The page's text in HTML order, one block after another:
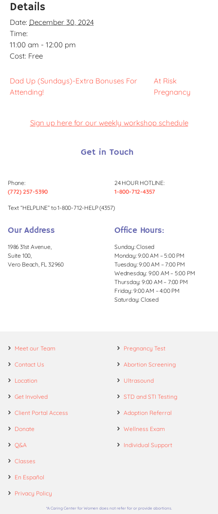
Details
Date: December 30, 2024
Time:
11:00 am - 12:00 pm
Cost: Free
Dad Up (Sundays)-Extra Bonuses For
Attending!
At Risk
Pregnancy
Sign up here for our weekly workshop schedule
Get in Touch
Phone:
(772) 257-5390
24 HOUR HOTLINE:
1-800-712-4357
Text “HELPLINE” to 1-800-712-HELP (4357)
Our Address
1986 31st Avenue,
Suite 100,
Vero Beach, FL 32960
Office Hours:
Sunday: Closed
Monday: 9:00 AM – 5:00 PM
Tuesday: 9:00 AM – 7:00 PM
Wednesday: 9:00 AM – 5:00 PM
Thursday: 9:00 AM – 7:00 PM
Friday: 9:00 AM – 4:00 PM
Saturday: Closed
Meet our Team
Contact Us
Location
Get Involved
Client Portal Access
Donate
Q&A
Classes
En Español
Privacy Policy
Pregnancy Test
Abortion Screening
Ultrasound
STD and STI Testing
Adoption Referral
Wellness Exam
Individual Support
*A Caring Center for Women does not refer for or provide abortions.